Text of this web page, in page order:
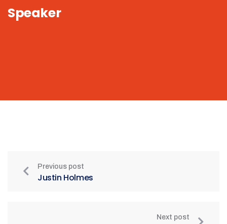
Speaker
Previous post
Justin Holmes
Next post